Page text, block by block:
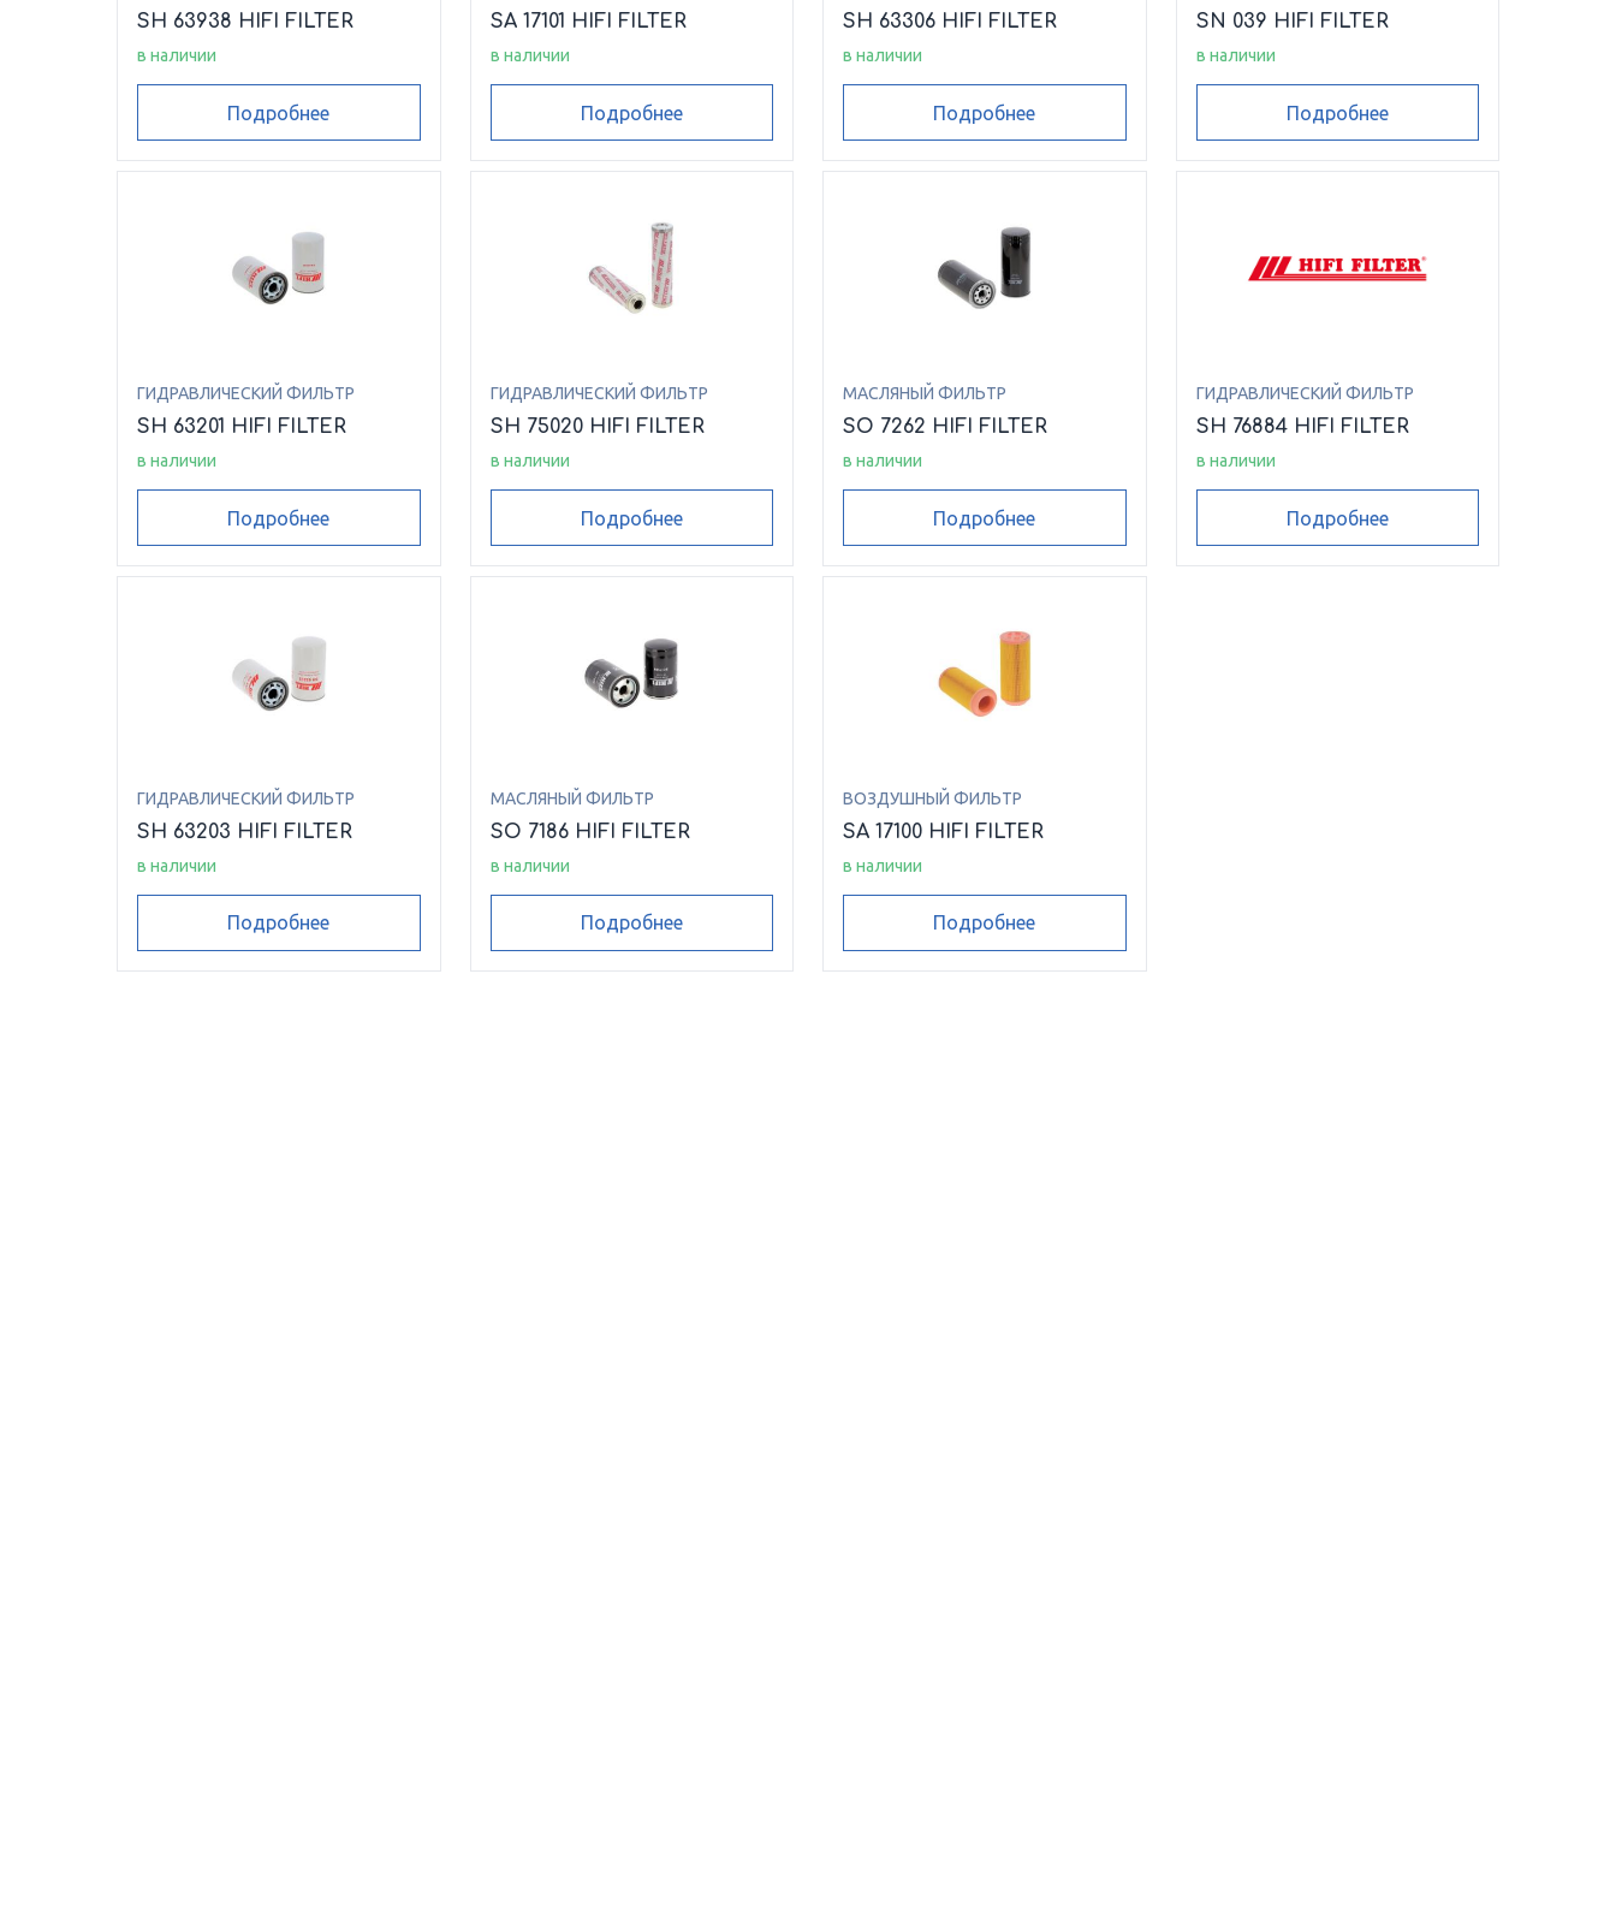
SH 63938 HIFI FILTER
в наличии
Подробнее
SA 17101 HIFI FILTER
в наличии
Подробнее
SH 63306 HIFI FILTER
в наличии
Подробнее
SN 039 HIFI FILTER
в наличии
Подробнее
ГИДРАВЛИЧЕСКИЙ ФИЛЬТР
SH 63201 HIFI FILTER
в наличии
Подробнее
ГИДРАВЛИЧЕСКИЙ ФИЛЬТР
SH 75020 HIFI FILTER
в наличии
Подробнее
МАСЛЯНЫЙ ФИЛЬТР
SO 7262 HIFI FILTER
в наличии
Подробнее
ГИДРАВЛИЧЕСКИЙ ФИЛЬТР
SH 76884 HIFI FILTER
в наличии
Подробнее
ГИДРАВЛИЧЕСКИЙ ФИЛЬТР
SH 63203 HIFI FILTER
в наличии
Подробнее
МАСЛЯНЫЙ ФИЛЬТР
SO 7186 HIFI FILTER
в наличии
Подробнее
ВОЗДУШНЫЙ ФИЛЬТР
SA 17100 HIFI FILTER
в наличии
Подробнее